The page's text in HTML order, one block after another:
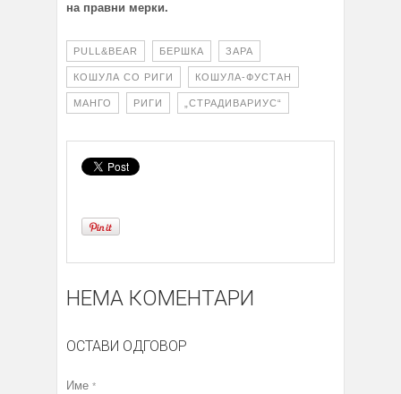
на правни мерки.
PULL&BEAR БЕРШКА ЗАРА
КОШУЛА СО РИГИ КОШУЛА-ФУСТАН
МАНГО РИГИ „СТРАДИВАРИУС“
НЕМА КОМЕНТАРИ
ОСТАВИ ОДГОВОР
Име *